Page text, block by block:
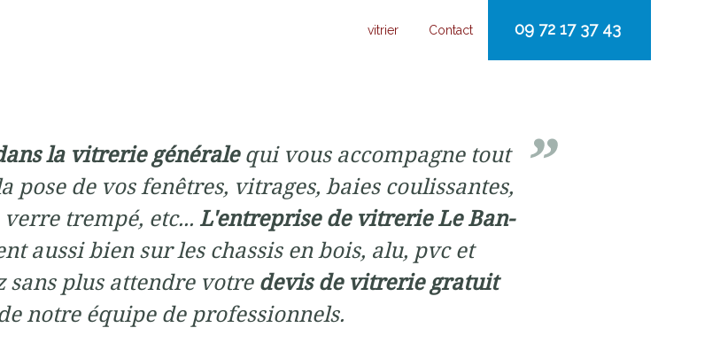
09 72 17 37 43
vitrier Contact
la vitrerie généralequi vous accompagne tout
pose de vos fenêtres, vitrages, baies coulissantes,
trempé, etc... L'entreprise de vitrerie Le Ban-
aussi bien sur les chassis en bois, alu, pvc et
sans plus attendre votre devis de vitrerie gratuit
notre équipe de professionnels.